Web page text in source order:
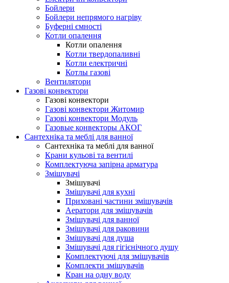
Бойлери
Бойлери непрямого нагріву
Буферні ємності
Котли опалення
Котли опалення
Котли твердопаливні
Котли електричні
Котлы газові
Вентилятори
Газові конвектори
Газові конвектори
Газові конвектори Житомир
Газові конвектори Модуль
Газовые конвекторы АКОГ
Сантехніка та меблі для ванної
Сантехніка та меблі для ванної
Крани кульові та вентилі
Комплектуюча запірна арматура
Змішувачі
Змішувачі
Змішувачі для кухні
Приховані частини змішувачів
Аератори для змішувачів
Змішувачі для ванної
Змішувачі для раковини
Змішувачі для душа
Змішувачі для гігієнічного душу
Комплектуючі для змішувачів
Комплекти змішувачів
Кран на одну воду